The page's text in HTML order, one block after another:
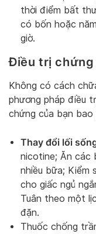
thời điểm bất
có bốn hoặc
giờ.
Điều trị chứng
Không có cách
phương pháp điều
chứng của bạn bao
Thay đổi lối
nicotine; Ăn các
nhiều bữa; Kiểm
cho giấc ngủ
Tuân theo một
đặn.
Thuốc chống